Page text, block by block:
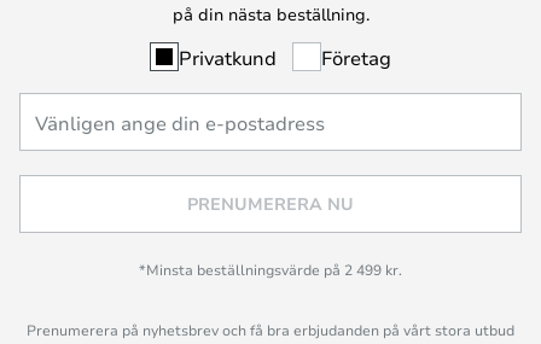
på din nästa beställning.
Privatkund Företag
PRENUMERERA NU
*Minsta beställningsvärde på 2 499 kr.
Prenumerera på nyhetsbrev och få bra erbjudanden på vårt stora utbud